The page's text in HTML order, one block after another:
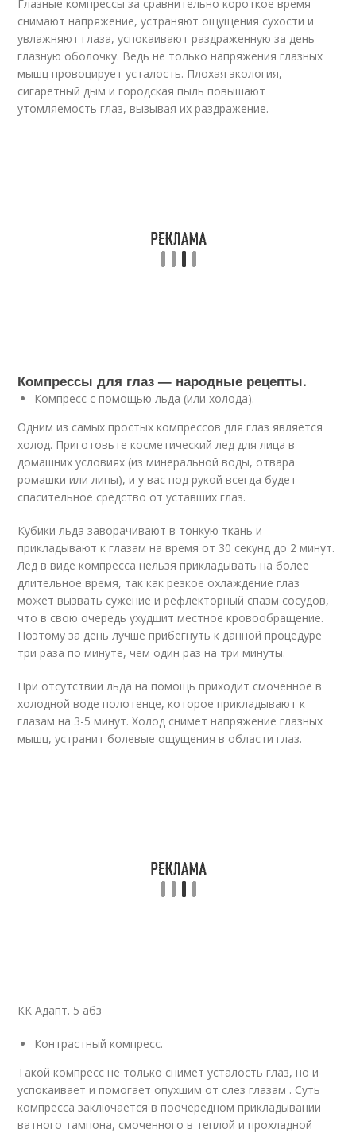
Глазные компрессы за сравнительно короткое время
снимают напряжение, устраняют ощущения сухости и
увлажняют глаза, успокаивают раздраженную за день
глазную оболочку. Ведь не только напряжения глазных
мышц провоцирует усталость. Плохая экология,
сигаретный дым и городская пыль повышают
утомляемость глаз, вызывая их раздражение.
Компрессы для глаз — народные рецепты.
Компресс с помощью льда (или холода).
Одним из самых простых компрессов для глаз является
холод. Приготовьте косметический лед для лица в
домашних условиях (из минеральной воды, отвара
ромашки или липы), и у вас под рукой всегда будет
спасительное средство от уставших глаз.
Кубики льда заворачивают в тонкую ткань и
прикладывают к глазам на время от 30 секунд до 2 минут.
Лед в виде компресса нельзя прикладывать на более
длительное время, так как резкое охлаждение глаз
может вызвать сужение и рефлекторный спазм сосудов,
что в свою очередь ухудшит местное кровообращение.
Поэтому за день лучше прибегнуть к данной процедуре
три раза по минуте, чем один раз на три минуты.
При отсутствии льда на помощь приходит смоченное в
холодной воде полотенце, которое прикладывают к
глазам на 3-5 минут. Холод снимет напряжение глазных
мышц, устранит болевые ощущения в области глаз.
КК Адапт. 5 абз
Контрастный компресс.
Такой компресс не только снимет усталость глаз, но и
успокаивает и помогает опухшим от слез глазам . Суть
компресса заключается в поочередном прикладывании
ватного тампона, смоченного в теплой и прохладной